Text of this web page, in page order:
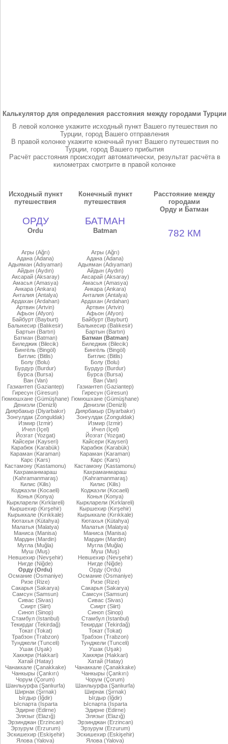
Калькулятор для определения расстояния между городами Турции
В левой колонке укажите исходный пункт Вашего путешествия по
Турции, город Вашего отправления
В правой колонке укажите конечный пункт Вашего путешествия по
Турции, город Вашего прибытия
Расчёт расстояния происходит автоматически, результат расчёта в
километрах смотрите в правой колонке
Исходный пункт
путешествия
ОРДУ
Ordu
Конечный пункт
путешествия
БАТМАН
Batman
Расстояние между
городами
Орду и Батман
782 КМ
Агры (Ağrı)
Адана (Adana)
Адыяман (Adıyaman)
Айдын (Aydın)
Аксарай (Aksaray)
Амасья (Amasya)
Анкара (Ankara)
Анталия (Antalya)
Ардахан (Ardahan)
Артвин (Artvin)
Афьон (Afyon)
Байбурт (Bayburt)
Балыкесир (Balıkesir)
Бартын (Bartın)
Батман (Batman)
Биледжик (Bilecik)
Бингёль (Bingöl)
Битлис (Bitlis)
Болу (Bolu)
Бурдур (Burdur)
Бурса (Bursa)
Ван (Van)
Газиантеп (Gaziantep)
Гиресун (Giresun)
Гюмюшхане (Gümüşhane)
Денизли (Denizli)
Диярбакыр (Diyarbakır)
Зонгулдак (Zonguldak)
Измир (Izmir)
Ичел (Içel)
Йозгат (Yozgat)
Кайсери (Kayseri)
Карабюк (Karabük)
Караман (Karaman)
Карс (Kars)
Кастамону (Kastamonu)
Кахраманмараш
(Kahramanmaraş)
Килис (Kilis)
Коджаэли (Kocaeli)
Конья (Konya)
Кыркларели (Kırklareli)
Кыршехир (Kırşehir)
Кырыккале (Kırıkkale)
Кютахья (Kütahya)
Малатья (Malatya)
Маниса (Manisa)
Мардин (Mardin)
Мугла (Muğla)
Муш (Muş)
Невшехир (Nevşehir)
Нигде (Niğde)
Орду (Ordu)
Османие (Osmaniye)
Ризе (Rize)
Сакарья (Sakarya)
Самсун (Samsun)
Сивас (Sivas)
Сиирт (Siirt)
Синоп (Sinop)
Стамбул (Istanbul)
Текирдаг (Tekirdağ)
Токат (Tokat)
Трабзон (Trabzon)
Тунджели (Tunceli)
Ушак (Uşak)
Хаккяри (Hakkari)
Хатай (Hatay)
Чанаккале (Çanakkake)
Чанкыры (Çankırı)
Чорум (Çorum)
Шанлыурфа (Şanlıurfa)
Ширнак (Şırnak)
Ыгдыр (Iğdir)
Ыспарта (İsparta
Эдирне (Edirne)
Элязыг (Elazığ)
Эрзинджан (Erzincan)
Эрзурум (Erzurum)
Эскишехир (Eskişehir)
Ялова (Yalova)
Агры (Ağrı)
Адана (Adana)
Адыяман (Adıyaman)
Айдын (Aydın)
Аксарай (Aksaray)
Амасья (Amasya)
Анкара (Ankara)
Анталия (Antalya)
Ардахан (Ardahan)
Артвин (Artvin)
Афьон (Afyon)
Байбурт (Bayburt)
Балыкесир (Balıkesir)
Бартын (Bartın)
Батман (Batman)
Биледжик (Bilecik)
Бингёль (Bingöl)
Битлис (Bitlis)
Болу (Bolu)
Бурдур (Burdur)
Бурса (Bursa)
Ван (Van)
Газиантеп (Gaziantep)
Гиресун (Giresun)
Гюмюшхане (Gümüşhane)
Денизли (Denizli)
Диярбакыр (Diyarbakır)
Зонгулдак (Zonguldak)
Измир (Izmir)
Ичел (Içel)
Йозгат (Yozgat)
Кайсери (Kayseri)
Карабюк (Karabük)
Караман (Karaman)
Карс (Kars)
Кастамону (Kastamonu)
Кахраманмараш
(Kahramanmaraş)
Килис (Kilis)
Коджаэли (Kocaeli)
Конья (Konya)
Кыркларели (Kırklareli)
Кыршехир (Kırşehir)
Кырыккале (Kırıkkale)
Кютахья (Kütahya)
Малатья (Malatya)
Маниса (Manisa)
Мардин (Mardin)
Мугла (Muğla)
Муш (Muş)
Невшехир (Nevşehir)
Нигде (Niğde)
Орду (Ordu)
Османие (Osmaniye)
Ризе (Rize)
Сакарья (Sakarya)
Самсун (Samsun)
Сивас (Sivas)
Сиирт (Siirt)
Синоп (Sinop)
Стамбул (Istanbul)
Текирдаг (Tekirdağ)
Токат (Tokat)
Трабзон (Trabzon)
Тунджели (Tunceli)
Ушак (Uşak)
Хаккяри (Hakkari)
Хатай (Hatay)
Чанаккале (Çanakkake)
Чанкыры (Çankırı)
Чорум (Çorum)
Шанлыурфа (Şanlıurfa)
Ширнак (Şırnak)
Ыгдыр (Iğdir)
Ыспарта (İsparta
Эдирне (Edirne)
Элязыг (Elazığ)
Эрзинджан (Erzincan)
Эрзурум (Erzurum)
Эскишехир (Eskişehir)
Ялова (Yalova)